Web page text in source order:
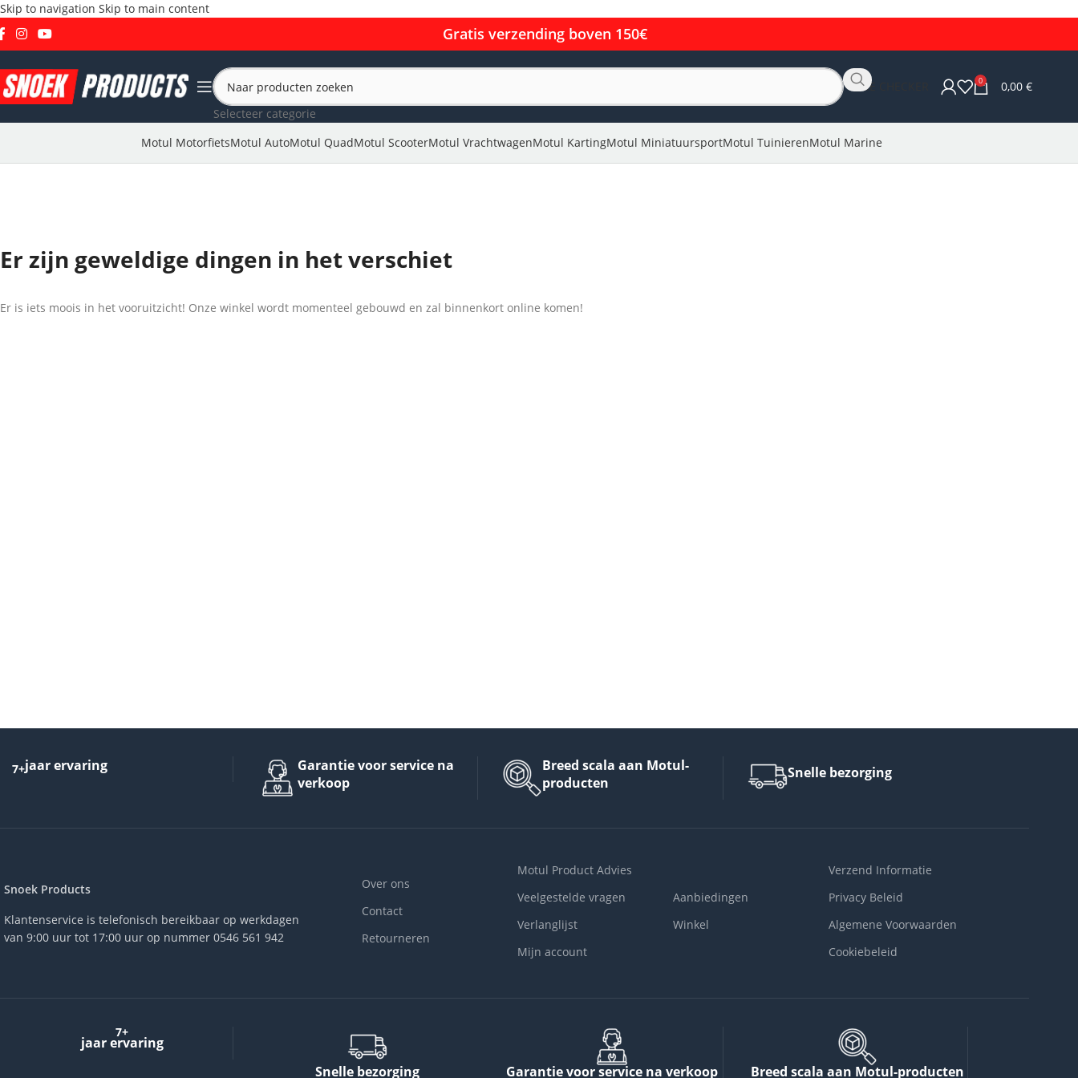
Skip to navigation Skip to main content
Gratis verzending boven 150€
Selecteer categorie
OLIE CHECKER 0 0,00 €
Motul MotorfietsMotul AutoMotul QuadMotul ScooterMotul VrachtwagenMotul KartingMotul MiniatuursportMotul TuinierenMotul Marine
Er zijn geweldige dingen in het verschiet
Er is iets moois in het vooruitzicht! Onze winkel wordt momenteel gebouwd en zal binnenkort online komen!
7+jaar ervaring
Garantie voor service na
verkoop
Breed scala aan Motul-
producten
Snelle bezorging
Snoek Products
Klantenservice is telefonisch bereikbaar op werkdagen
van 9:00 uur tot 17:00 uur op nummer 0546 561 942
Over ons
Contact
Retourneren
Motul Product Advies
Veelgestelde vragen
Verlanglijst
Mijn account
Aanbiedingen
Winkel
Verzend Informatie
Privacy Beleid
Algemene Voorwaarden
Cookiebeleid
7+
jaar ervaring
Snelle bezorging
Garantie voor service na verkoop Breed scala aan Motul-producten